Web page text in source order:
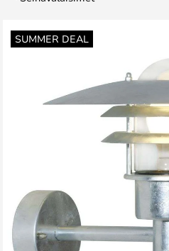
SUMMER DEAL
Skip
to